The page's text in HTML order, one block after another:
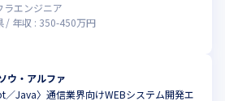
ラエンジニア
年収 : 350-450万円
ウ・アルファ
／Java〉通信業界向けWEBシステム開発エ